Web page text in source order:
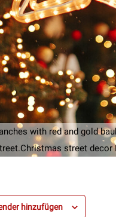
with red and gold
street decor
hinzufügen